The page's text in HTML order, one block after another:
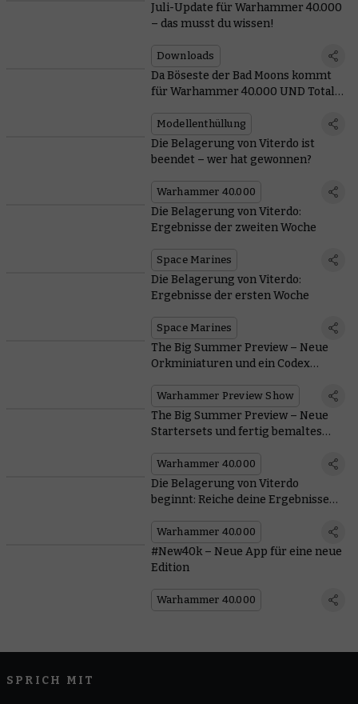
Juli-Update für Warhammer 40.000
– das musst du wissen!
Downloads
Da Böseste der Bad Moons kommt
für Warhammer 40.000 UND Total
Modellenthüllung
Die Belagerung von Viterdo ist
beendet – wer hat gewonnen?
Warhammer 40.000
Die Belagerung von Viterdo:
Ergebnisse der zweiten Woche
Space Marines
Die Belagerung von Viterdo:
Ergebnisse der ersten Woche
Space Marines
The Big Summer Preview – Neue
Orkminiaturen und ein Codex
Warhammer Preview Show
The Big Summer Preview – Neue
Startersets und fertig bemaltes
Warhammer 40.000
Die Belagerung von Viterdo
beginnt: Reiche deine Ergebnisse
Warhammer 40.000
#New40k – Neue App für eine neue
Edition
Warhammer 40.000
SPRICH MIT